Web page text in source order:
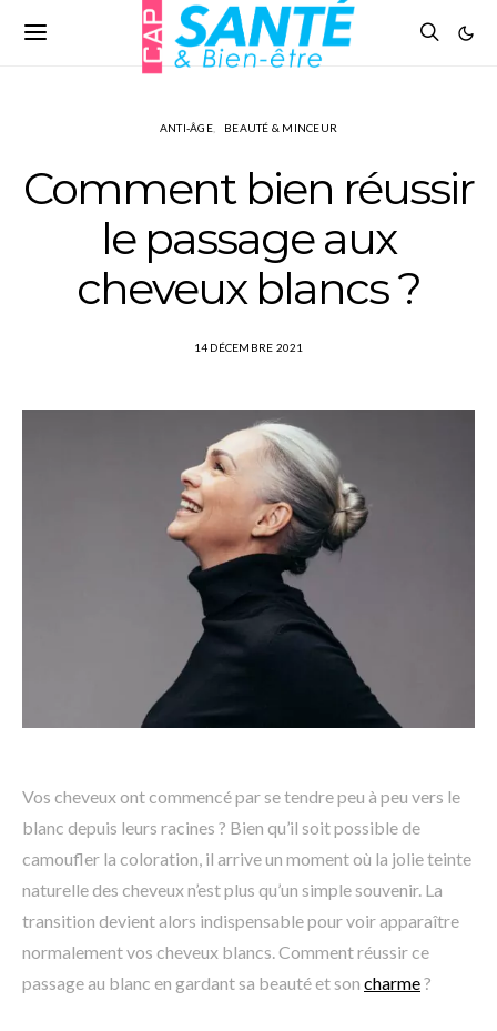
ANTI-ÂGE BEAUTÉ & MINCEUR
Comment bien réussir
le passage aux
cheveux blancs ?
14 DÉCEMBRE 2021
Vos cheveux ont commencé par se tendre peu à peu vers le
blanc depuis leurs racines ? Bien qu’il soit possible de
camoufler la coloration, il arrive un moment où la jolie teinte
naturelle des cheveux n’est plus qu’un simple souvenir. La
transition devient alors indispensable pour voir apparaître
normalement vos cheveux blancs. Comment réussir ce
passage au blanc en gardant sa beauté et son charme?